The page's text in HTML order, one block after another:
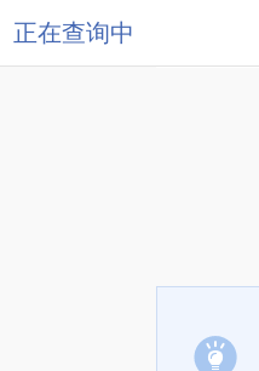
正在查询中